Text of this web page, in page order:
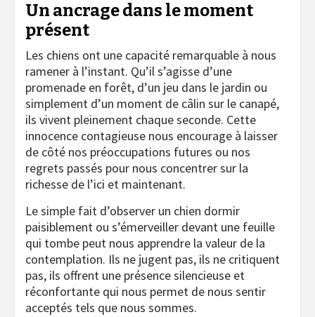
Un ancrage dans le moment
présent
Les chiens ont une capacité remarquable à nous
ramener à l’instant. Qu’il s’agisse d’une
promenade en forêt, d’un jeu dans le jardin ou
simplement d’un moment de câlin sur le canapé,
ils vivent pleinement chaque seconde. Cette
innocence contagieuse nous encourage à laisser
de côté nos préoccupations futures ou nos
regrets passés pour nous concentrer sur la
richesse de l’ici et maintenant.
Le simple fait d’observer un chien dormir
paisiblement ou s’émerveiller devant une feuille
qui tombe peut nous apprendre la valeur de la
contemplation. Ils ne jugent pas, ils ne critiquent
pas, ils offrent une présence silencieuse et
réconfortante qui nous permet de nous sentir
acceptés tels que nous sommes.